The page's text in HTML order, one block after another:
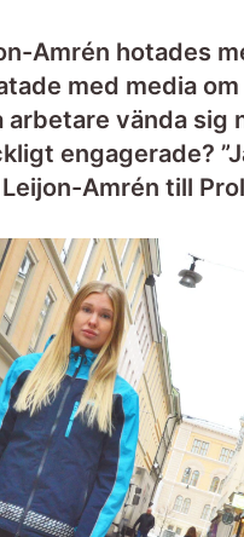
Amrén hotades
med media
vända sig
engagerade?
Amrén till